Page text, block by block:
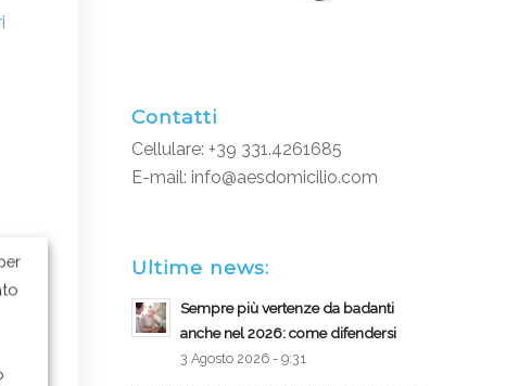
Contatti
Cellulare: +39 331.4261685
E-mail: info@aesdomicilio.com
Ultime news:
Sempre più vertenze da badanti
anche nel 2026: come difendersi
3 Agosto 2026 - 9:31